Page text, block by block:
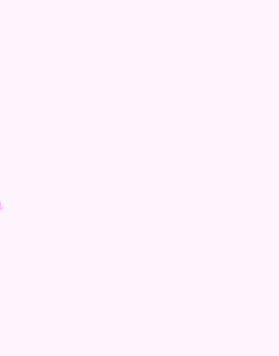
.